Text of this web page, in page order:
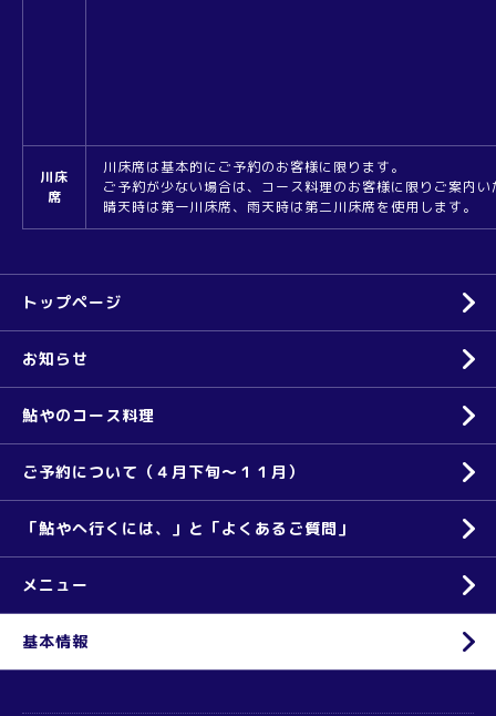
川床
席
川床席は基本的にご予約のお客様に限ります。
ご予約が少ない場合は、コース料理のお客様に限りご案内
晴天時は第一川床席、雨天時は第二川床席を使用します。
トップページ
お知らせ
鮎やのコース料理
ご予約について（４月下旬～１１月）
「鮎やへ行くには、」と「よくあるご質問」
メニュー
基本情報